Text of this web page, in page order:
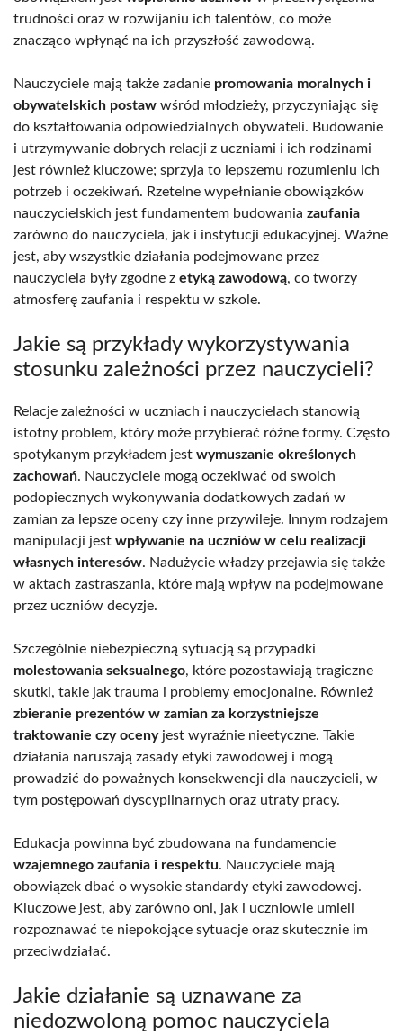
trudności oraz w rozwijaniu ich talentów, co może
znacząco wpłynąć na ich przyszłość zawodową.
Nauczyciele mają także zadanie promowania moralnych i
obywatelskich postaw wśród młodzieży, przyczyniając się
do kształtowania odpowiedzialnych obywateli. Budowanie
i utrzymywanie dobrych relacji z uczniami i ich rodzinami
jest również kluczowe; sprzyja to lepszemu rozumieniu ich
potrzeb i oczekiwań. Rzetelne wypełnianie obowiązków
nauczycielskich jest fundamentem budowania zaufania
zarówno do nauczyciela, jak i instytucji edukacyjnej. Ważne
jest, aby wszystkie działania podejmowane przez
nauczyciela były zgodne z etyką zawodową, co tworzy
atmosferę zaufania i respektu w szkole.
Jakie są przykłady wykorzystywania
stosunku zależności przez nauczycieli?
Relacje zależności w uczniach i nauczycielach stanowią
istotny problem, który może przybierać różne formy. Często
spotykanym przykładem jest wymuszanie określonych
zachowań. Nauczyciele mogą oczekiwać od swoich
podopiecznych wykonywania dodatkowych zadań w
zamian za lepsze oceny czy inne przywileje. Innym rodzajem
manipulacji jest wpływanie na uczniów w celu realizacji
własnych interesów. Nadużycie władzy przejawia się także
w aktach zastraszania, które mają wpływ na podejmowane
przez uczniów decyzje.
Szczególnie niebezpieczną sytuacją są przypadki
molestowania seksualnego, które pozostawiają tragiczne
skutki, takie jak trauma i problemy emocjonalne. Również
zbieranie prezentów w zamian za korzystniejsze
traktowanie czy ocenyjest wyraźnie nieetyczne. Takie
działania naruszają zasady etyki zawodowej i mogą
prowadzić do poważnych konsekwencji dla nauczycieli, w
tym postępowań dyscyplinarnych oraz utraty pracy.
Edukacja powinna być zbudowana na fundamencie
wzajemnego zaufania i respektu. Nauczyciele mają
obowiązek dbać o wysokie standardy etyki zawodowej.
Kluczowe jest, aby zarówno oni, jak i uczniowie umieli
rozpoznawać te niepokojące sytuacje oraz skutecznie im
przeciwdziałać.
Jakie działanie są uznawane za
niedozwoloną pomoc nauczyciela